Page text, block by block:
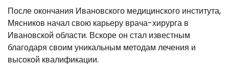
После окончания Ивановского медицинского института,
Мясников начал свою карьеру врача-хирурга в
Ивановской области. Вскоре он стал известным
благодаря своим уникальным методам лечения и
высокой квалификации.